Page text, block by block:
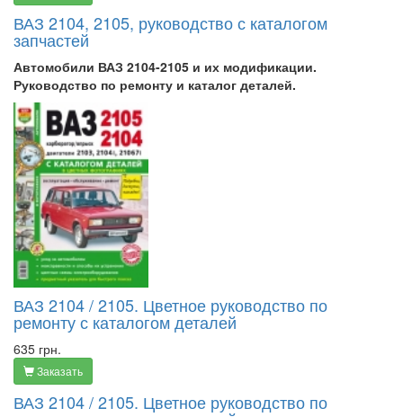
ВАЗ 2104, 2105, руководство с каталогом
запчастей
Автомобили ВАЗ 2104-2105 и их модификации.
Руководство по ремонту и каталог деталей.
ВАЗ 2104 / 2105. Цветное руководство по
ремонту с каталогом деталей
635 грн.
Заказать
ВАЗ 2104 / 2105. Цветное руководство по